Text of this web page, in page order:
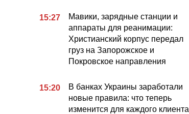
15:27
Мавики, зарядные станции и
аппараты для реанимации:
Христианский корпус передал
груз на Запорожское и
Покровское направления
15:20
В банках Украины заработали
новые правила: что теперь
изменится для каждого клиента